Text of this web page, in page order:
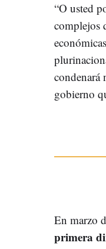
“O usted
complejos
condenará
gobierno
En marzo
primera